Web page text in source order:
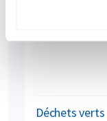
Déchets verts